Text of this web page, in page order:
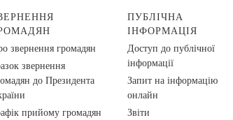
звернення громадян
звернення
до Президента
прийому громадян
ПУБЛІЧНА
ІНФОРМАЦІЯ
Доступ до публічної
інформації
Запит на інформацію
онлайн
Звіти